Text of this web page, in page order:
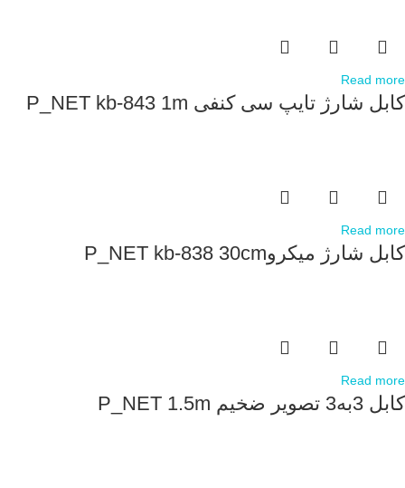
Read more
کابل شارژ تایپ سی کنفی P_NET kb-843 1m
Read more
کابل شارژ میکروP_NET kb-838 30cm
Read more
کابل 3به3 تصویر ضخیم P_NET 1.5m